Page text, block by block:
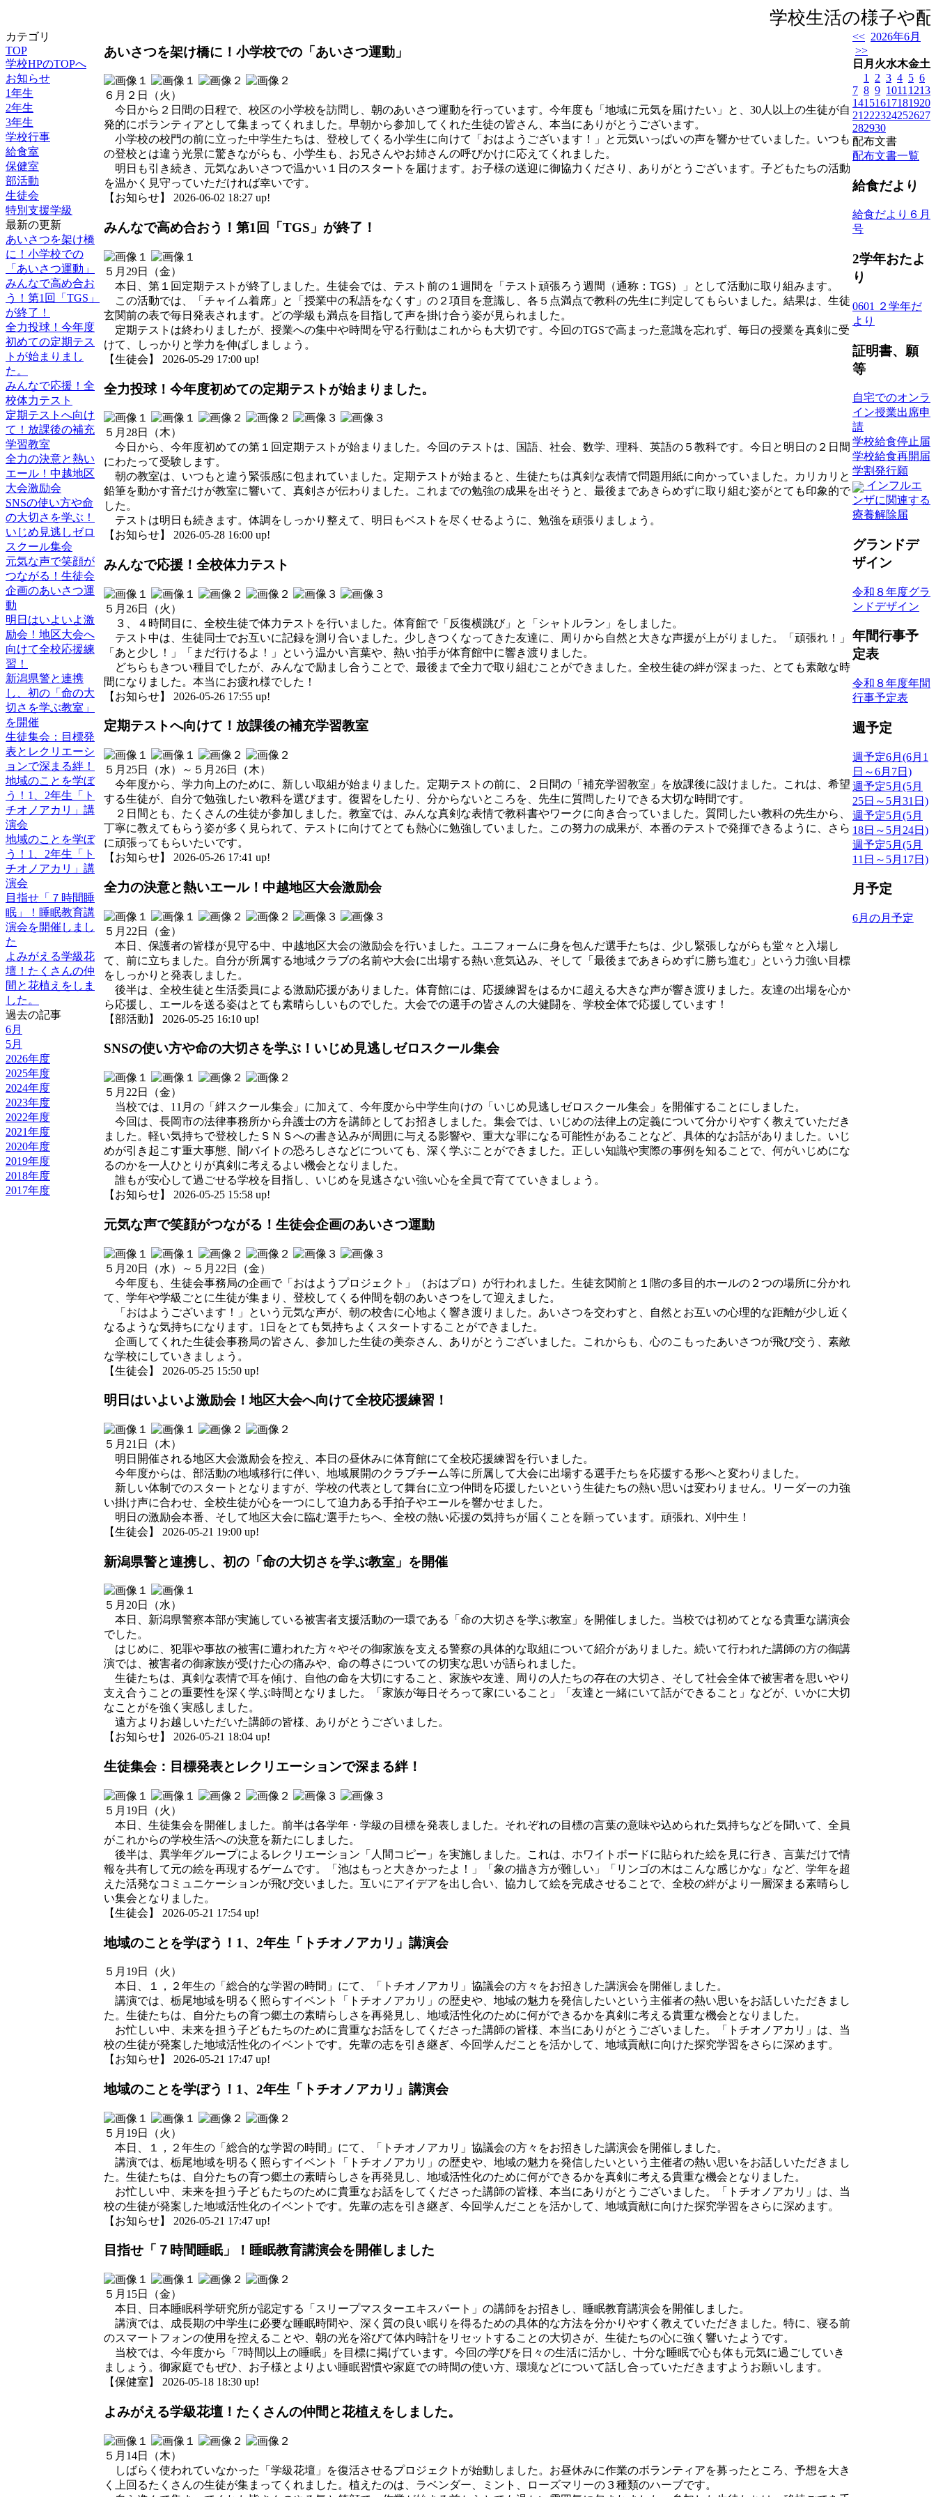
学校生活の様子や配
カテゴリ
TOP
学校HPのTOPへ
お知らせ
1年生
2年生
3年生
学校行事
給食室
保健室
部活動
生徒会
特別支援学級
最新の更新
あいさつを架け橋
に！小学校での
「あいさつ運動」
みんなで高め合お
う！第1回「TGS」
が終了！
全力投球！今年度
初めての定期テス
トが始まりまし
た。
みんなで応援！全
校体力テスト
定期テストへ向け
て！放課後の補充
学習教室
全力の決意と熱い
エール！中越地区
大会激励会
SNSの使い方や命
の大切さを学ぶ！
いじめ見逃しゼロ
スクール集会
元気な声で笑顔が
つながる！生徒会
企画のあいさつ運
動
明日はいよいよ激
励会！地区大会へ
向けて全校応援練
習！
新潟県警と連携
し、初の「命の大
切さを学ぶ教室」
を開催
生徒集会：目標発
表とレクリエーシ
ョンで深まる絆！
地域のことを学ぼ
う！1、2年生「ト
チオノアカリ」講
演会
地域のことを学ぼ
う！1、2年生「ト
チオノアカリ」講
演会
目指せ「７時間睡
眠」！睡眠教育講
演会を開催しまし
た
よみがえる学級花
壇！たくさんの仲
間と花植えをしま
した。
過去の記事
6月
5月
2026年度
2025年度
2024年度
2023年度
2022年度
2021年度
2020年度
2019年度
2018年度
2017年度
あいさつを架け橋に！小学校での「あいさつ運動」
６月２日（火）
今日から２日間の日程で、校区の小学校を訪問し、朝のあいさつ運動を行っています。今年度も「地域に元気を届けたい」と、30人以上の生徒が自
発的にボランティアとして集まってくれました。早朝から参加してくれた生徒の皆さん、本当にありがとうございます。
小学校の校門の前に立った中学生たちは、登校してくる小学生に向けて「おはようございます！」と元気いっぱいの声を響かせていました。いつも
の登校とは違う光景に驚きながらも、小学生も、お兄さんやお姉さんの呼びかけに応えてくれました。
明日も引き続き、元気なあいさつで温かい１日のスタートを届けます。お子様の送迎に御協力くださり、ありがとうございます。子どもたちの活動
を温かく見守っていただければ幸いです。
【お知らせ】 2026-06-02 18:27 up!
みんなで高め合おう！第1回「TGS」が終了！
５月29日（金）
本日、第１回定期テストが終了しました。生徒会では、テスト前の１週間を「テスト頑張ろう週間（通称：TGS）」として活動に取り組みます。
この活動では、「チャイム着席」と「授業中の私語をなくす」の２項目を意識し、各５点満点で教科の先生に判定してもらいました。結果は、生徒
玄関前の表で毎日発表されます。どの学級も満点を目指して声を掛け合う姿が見られました。
定期テストは終わりましたが、授業への集中や時間を守る行動はこれからも大切です。今回のTGSで高まった意識を忘れず、毎日の授業を真剣に受
けて、しっかりと学力を伸ばしましょう。
【生徒会】 2026-05-29 17:00 up!
全力投球！今年度初めての定期テストが始まりました。
５月28日（木）
今日から、今年度初めての第１回定期テストが始まりました。今回のテストは、国語、社会、数学、理科、英語の５教科です。今日と明日の２日間
にわたって受験します。
朝の教室は、いつもと違う緊張感に包まれていました。定期テストが始まると、生徒たちは真剣な表情で問題用紙に向かっていました。カリカリと
鉛筆を動かす音だけが教室に響いて、真剣さが伝わりました。これまでの勉強の成果を出そうと、最後まであきらめずに取り組む姿がとても印象的で
した。
テストは明日も続きます。体調をしっかり整えて、明日もベストを尽くせるように、勉強を頑張りましょう。
【お知らせ】 2026-05-28 16:00 up!
みんなで応援！全校体力テスト
５月26日（火）
３、４時間目に、全校生徒で体力テストを行いました。体育館で「反復横跳び」と「シャトルラン」をしました。
テスト中は、生徒同士でお互いに記録を測り合いました。少しきつくなってきた友達に、周りから自然と大きな声援が上がりました。「頑張れ！」
「あと少し！」「まだ行けるよ！」という温かい言葉や、熱い拍手が体育館中に響き渡りました。
どちらもきつい種目でしたが、みんなで励まし合うことで、最後まで全力で取り組むことができました。全校生徒の絆が深まった、とても素敵な時
間になりました。本当にお疲れ様でした！
【お知らせ】 2026-05-26 17:55 up!
定期テストへ向けて！放課後の補充学習教室
５月25日（水）～５月26日（木）
今年度から、学力向上のために、新しい取組が始まりました。定期テストの前に、２日間の「補充学習教室」を放課後に設けました。これは、希望
する生徒が、自分で勉強したい教科を選びます。復習をしたり、分からないところを、先生に質問したりできる大切な時間です。
２日間とも、たくさんの生徒が参加しました。教室では、みんな真剣な表情で教科書やワークに向き合っていました。質問したい教科の先生から、
丁寧に教えてもらう姿が多く見られて、テストに向けてとても熱心に勉強していました。この努力の成果が、本番のテストで発揮できるように、さら
に頑張ってもらいたいです。
【お知らせ】 2026-05-26 17:41 up!
全力の決意と熱いエール！中越地区大会激励会
５月22日（金）
本日、保護者の皆様が見守る中、中越地区大会の激励会を行いました。ユニフォームに身を包んだ選手たちは、少し緊張しながらも堂々と入場し
て、前に立ちました。自分が所属する地域クラブの名前や大会に出場する熱い意気込み、そして「最後まであきらめずに勝ち進む」という力強い目標
をしっかりと発表しました。
後半は、全校生徒と生活委員による激励応援がありました。体育館には、応援練習をはるかに超える大きな声が響き渡りました。友達の出場を心か
ら応援し、エールを送る姿はとても素晴らしいものでした。大会での選手の皆さんの大健闘を、学校全体で応援しています！
【部活動】 2026-05-25 16:10 up!
SNSの使い方や命の大切さを学ぶ！いじめ見逃しゼロスクール集会
５月22日（金）
当校では、11月の「絆スクール集会」に加えて、今年度から中学生向けの「いじめ見逃しゼロスクール集会」を開催することにしました。
今回は、長岡市の法律事務所から弁護士の方を講師としてお招きしました。集会では、いじめの法律上の定義について分かりやすく教えていただき
ました。軽い気持ちで登校したＳＮＳへの書き込みが周囲に与える影響や、重大な罪になる可能性があることなど、具体的なお話がありました。いじ
めが引き起こす重大事態、闇バイトの恐ろしさなどについても、深く学ぶことができました。正しい知識や実際の事例を知ることで、何がいじめにな
るのかを一人ひとりが真剣に考えるよい機会となりました。
誰もが安心して過ごせる学校を目指し、いじめを見逃さない強い心を全員で育てていきましょう。
【お知らせ】 2026-05-25 15:58 up!
元気な声で笑顔がつながる！生徒会企画のあいさつ運動
５月20日（水）～５月22日（金）
今年度も、生徒会事務局の企画で「おはようプロジェクト」（おはプロ）が行われました。生徒玄関前と１階の多目的ホールの２つの場所に分かれ
て、学年や学級ごとに生徒が集まり、登校してくる仲間を朝のあいさつをして迎えました。
「おはようございます！」という元気な声が、朝の校舎に心地よく響き渡りました。あいさつを交わすと、自然とお互いの心理的な距離が少し近く
なるような気持ちになります。1日をとても気持ちよくスタートすることができました。
企画してくれた生徒会事務局の皆さん、参加した生徒の美奈さん、ありがとうございました。これからも、心のこもったあいさつが飛び交う、素敵
な学校にしていきましょう。
【生徒会】 2026-05-25 15:50 up!
明日はいよいよ激励会！地区大会へ向けて全校応援練習！
５月21日（木）
明日開催される地区大会激励会を控え、本日の昼休みに体育館にて全校応援練習を行いました。
今年度からは、部活動の地域移行に伴い、地域展開のクラブチーム等に所属して大会に出場する選手たちを応援する形へと変わりました。
新しい体制でのスタートとなりますが、学校の代表として舞台に立つ仲間を応援したいという生徒たちの熱い思いは変わりません。リーダーの力強
い掛け声に合わせ、全校生徒が心を一つにして迫力ある手拍子やエールを響かせました。
明日の激励会本番、そして地区大会に臨む選手たちへ、全校の熱い応援の気持ちが届くことを願っています。頑張れ、刈中生！
【生徒会】 2026-05-21 19:00 up!
新潟県警と連携し、初の「命の大切さを学ぶ教室」を開催
５月20日（水）
本日、新潟県警察本部が実施している被害者支援活動の一環である「命の大切さを学ぶ教室」を開催しました。当校では初めてとなる貴重な講演会
でした。
はじめに、犯罪や事故の被害に遭われた方々やその御家族を支える警察の具体的な取組について紹介がありました。続いて行われた講師の方の御講
演では、被害者の御家族が受けた心の痛みや、命の尊さについての切実な思いが語られました。
生徒たちは、真剣な表情で耳を傾け、自他の命を大切にすること、家族や友達、周りの人たちの存在の大切さ、そして社会全体で被害者を思いやり
支え合うことの重要性を深く学ぶ時間となりました。「家族が毎日そろって家にいること」「友達と一緒にいて話ができること」などが、いかに大切
なことがを強く実感しました。
遠方よりお越しいただいた講師の皆様、ありがとうございました。
【お知らせ】 2026-05-21 18:04 up!
生徒集会：目標発表とレクリエーションで深まる絆！
５月19日（火）
本日、生徒集会を開催しました。前半は各学年・学級の目標を発表しました。それぞれの目標の言葉の意味や込められた気持ちなどを聞いて、全員
がこれからの学校生活への決意を新たにしました。
後半は、異学年グループによるレクリエーション「人間コピー」を実施しました。これは、ホワイトボードに貼られた絵を見に行き、言葉だけで情
報を共有して元の絵を再現するゲームです。「池はもっと大きかったよ！」「象の描き方が難しい」「リンゴの木はこんな感じかな」など、学年を超
えた活発なコミュニケーションが飛び交いました。互いにアイデアを出し合い、協力して絵を完成させることで、全校の絆がより一層深まる素晴らし
い集会となりました。
【生徒会】 2026-05-21 17:54 up!
地域のことを学ぼう！1、2年生「トチオノアカリ」講演会
５月19日（火）
本日、１，２年生の「総合的な学習の時間」にて、「トチオノアカリ」協議会の方々をお招きした講演会を開催しました。
講演では、栃尾地域を明るく照らすイベント「トチオノアカリ」の歴史や、地域の魅力を発信したいという主催者の熱い思いをお話しいただきまし
た。生徒たちは、自分たちの育つ郷土の素晴らしさを再発見し、地域活性化のために何ができるかを真剣に考える貴重な機会となりました。
お忙しい中、未来を担う子どもたちのために貴重なお話をしてくださった講師の皆様、本当にありがとうございました。「トチオノアカリ」は、当
校の生徒が発案した地域活性化のイベントです。先輩の志を引き継ぎ、今回学んだことを活かして、地域貢献に向けた探究学習をさらに深めます。
【お知らせ】 2026-05-21 17:47 up!
地域のことを学ぼう！1、2年生「トチオノアカリ」講演会
５月19日（火）
本日、１，２年生の「総合的な学習の時間」にて、「トチオノアカリ」協議会の方々をお招きした講演会を開催しました。
講演では、栃尾地域を明るく照らすイベント「トチオノアカリ」の歴史や、地域の魅力を発信したいという主催者の熱い思いをお話しいただきまし
た。生徒たちは、自分たちの育つ郷土の素晴らしさを再発見し、地域活性化のために何ができるかを真剣に考える貴重な機会となりました。
お忙しい中、未来を担う子どもたちのために貴重なお話をしてくださった講師の皆様、本当にありがとうございました。「トチオノアカリ」は、当
校の生徒が発案した地域活性化のイベントです。先輩の志を引き継ぎ、今回学んだことを活かして、地域貢献に向けた探究学習をさらに深めます。
【お知らせ】 2026-05-21 17:47 up!
目指せ「７時間睡眠」！睡眠教育講演会を開催しました
５月15日（金）
本日、日本睡眠科学研究所が認定する「スリープマスターエキスパート」の講師をお招きし、睡眠教育講演会を開催しました。
講演では、成長期の中学生に必要な睡眠時間や、深く質の良い眠りを得るための具体的な方法を分かりやすく教えていただきました。特に、寝る前
のスマートフォンの使用を控えることや、朝の光を浴びて体内時計をリセットすることの大切さが、生徒たちの心に強く響いたようです。
当校では、今年度から「7時間以上の睡眠」を目標に掲げています。今回の学びを日々の生活に活かし、十分な睡眠で心も体も元気に過ごしていき
ましょう。御家庭でもぜひ、お子様とよりよい睡眠習慣や家庭での時間の使い方、環境などについて話し合っていただきますようお願いします。
【保健室】 2026-05-18 18:30 up!
よみがえる学級花壇！たくさんの仲間と花植えをしました。
５月14日（木）
しばらく使われていなかった「学級花壇」を復活させるプロジェクトが始動しました。お昼休みに作業のボランティアを募ったところ、予想を大き
く上回るたくさんの生徒が集まってくれました。植えたのは、ラベンダー、ミント、ローズマリーの３種類のハーブです。
<< 2026年6月
>>
日 月 火水木金土
1
2 3 4 5 6
7 8 9 1011 1213
14151617181920
21 222324252627
282930
配布文書
配布文書一覧
給食だより
給食だより６月
号
2学年おたよ
り
0601 ２学年だ
より
証明書、願
等
自宅でのオンラ
イン授業出席申
請
学校給食停止届
学校給食再開届
学割発行願
インフルエ
ンザに関連する
療養解除届
グランドデ
ザイン
令和８年度グラ
ンドデザイン
年間行事予
定表
令和８年度年間
行事予定表
週予定
週予定6月(6月1
日～6月7日)
週予定5月(5月
25日～5月31日)
週予定5月(5月
18日～5月24日)
週予定5月(5月
11日～5月17日)
月予定
6月の月予定